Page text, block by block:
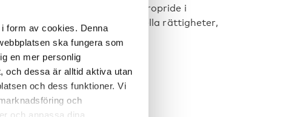
form av cookies. Denna
ska fungera som
en mer personlig
och dessa är alltid aktiva utan
och dess funktioner. Vi
och
och anpassa dina
Nordens välfärdscenter på Europride i
Stockholm. Vi diskuterar sexuella rättigheter,
funktio [...]